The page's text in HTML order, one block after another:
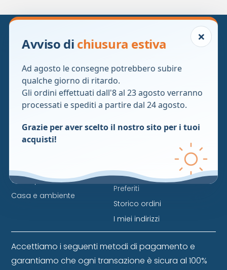
Cosmetici
Integratori
Parafarmaci
Aggiorna le preferenze sui
cookie
Dispositivi medici
Omeopatici
Casa e ambiente
Contattaci
Privacy Policy
Cookie policy
Aggiorna le preferenze sui
cookie
Condizioni di vendita
Bacheca
Preferiti
Storico ordini
I miei indirizzi
Accettiamo i seguenti metodi di pagamento e
garantiamo che ogni transazione è sicura al 100%
×
Avviso di chiusura estiva
Ad agosto le consegne potrebbero subire
qualche giorno di ritardo.
Gli ordini effettuati dall'8 al 23 agosto verranno
processati e spediti a partire dal 24 agosto.
Grazie per aver scelto il nostro sito per i tuoi
acquisti!